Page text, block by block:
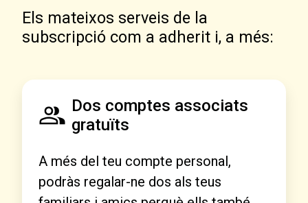
Els mateixos serveis de la
subscripció com a adherit i, a més:
Dos comptes associats
gratuïts
A més del teu compte personal,
podràs regalar-ne dos als teus